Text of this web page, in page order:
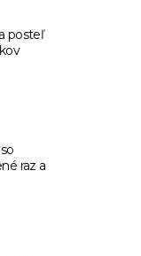
posteľ
raz a